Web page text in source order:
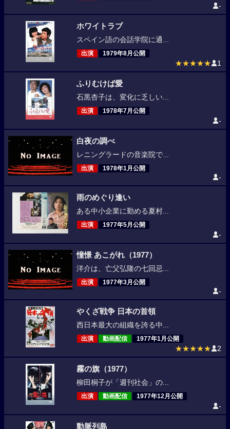
-
ホワイトラブ
スペイン語の会話学院に通...
出演 1979年8月公開
★★★★★ 1
ふりむけば愛
石黒杏子は、変化に乏しい...
出演 1978年7月公開
-
白夜の調べ
レニングラードの音楽院で...
出演 1978年1月公開
-
雨のめぐり逢い
ある中小企業に勤める夏村...
出演 1977年5月公開
-
憧憬 あこがれ（1977）
洋介は、亡父弘隆の七回忌...
出演 1977年3月公開
-
やくざ戦争 日本の首領
西日本最大の組織を誇る中...
出演 動画配信 1977年1月公開
★★★★★ 2
霧の旗（1977）
柳田桐子が「週刊社会」の...
出演 動画配信 1977年12月公開
-
動脈列島